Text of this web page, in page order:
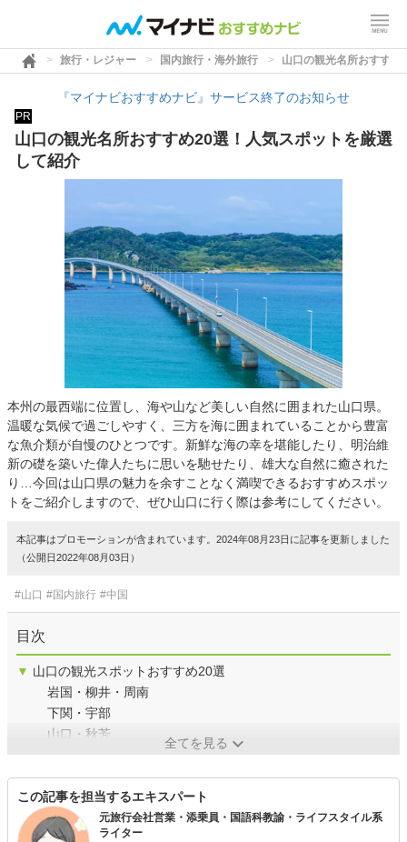
旅行・レジャー 国内旅行・海外旅行 山口の観光名所おすすめ
『マイナビおすすめナビ』サービス終了のお知らせ
PR
山口の観光名所おすすめ20選！人気スポットを厳選
して紹介
本州の最西端に位置し、海や山など美しい自然に囲まれた山口県。
温暖な気候で過ごしやすく、三方を海に囲まれていることから豊富
な魚介類が自慢のひとつです。新鮮な海の幸を堪能したり、明治維
新の礎を築いた偉人たちに思いを馳せたり、雄大な自然に癒された
り…今回は山口県の魅力を余すことなく満喫できるおすすめスポッ
トをご紹介しますので、ぜひ山口に行く際は参考にしてください。
本記事はプロモーションが含まれています。2024年08月23日に記事を更新しました
（公開日2022年08月03日）
#山口 #国内旅行 #中国
目次
▼ 山口の観光スポットおすすめ20選
岩国・柳井・周南
下関・宇部
山口・秋芳
全てを見る
この記事を担当するエキスパート
元旅行会社営業・添乗員・国語科教諭・ライフスタイル系
ライター